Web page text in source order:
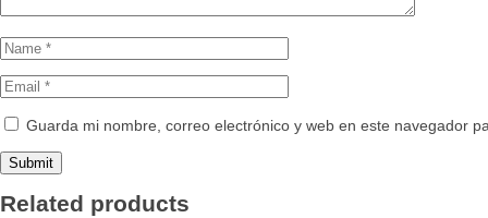
Guarda mi nombre, correo electrónico y web en este navegador
Related products